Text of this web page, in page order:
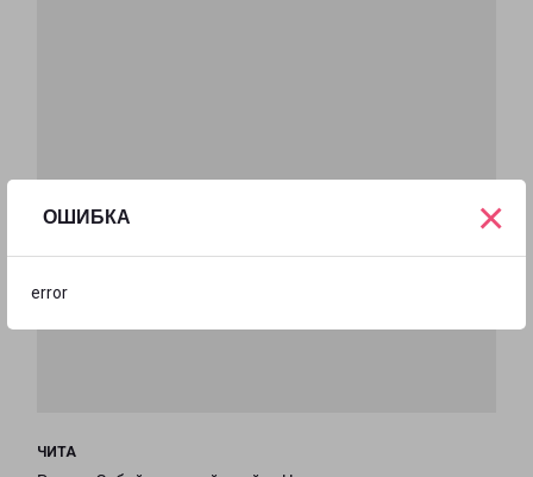
ОШИБКА
error
×
ЧИТА